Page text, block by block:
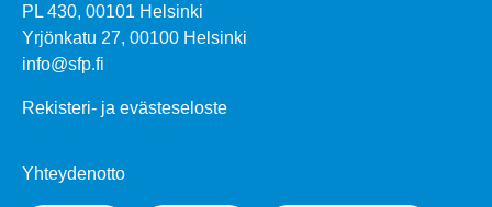
PL 430, 00101 Helsinki
Yrjönkatu 27, 00100 Helsinki
info@sfp.fi
Rekisteri- ja evästeseloste
Yhteydenotto